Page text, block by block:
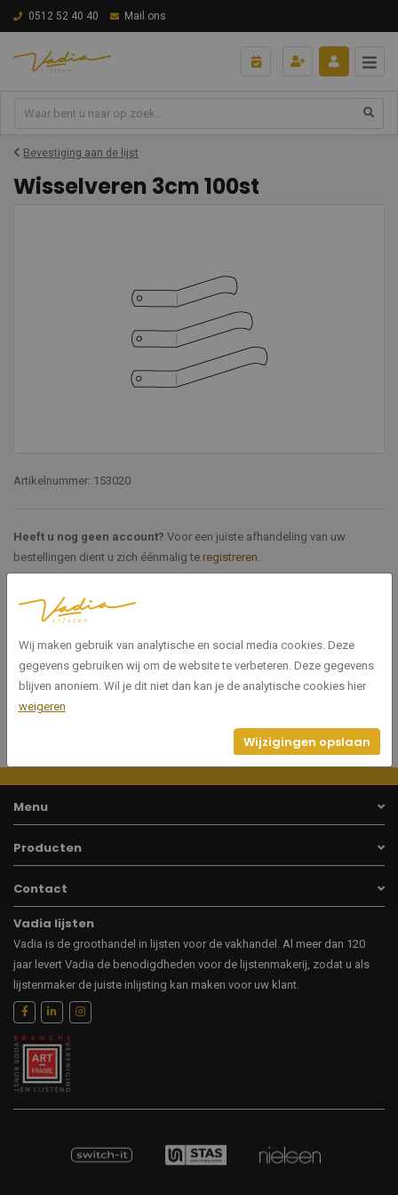
0512 52 40 40 Mail ons
Bevestiging aan de lijst
Wisselveren 3cm 100st
Artikelnummer: 153020
Heeft u nog geen account? Voor een juiste afhandeling van uw
bestellingen dient u zich éénmalig te registreren.
Specificaties
Artikelnummer 153020
Menu
Producten
Contact
Vadia lijsten
Vadia is de groothandel in lijsten voor de vakhandel. Al meer dan 120
jaar levert Vadia de benodigdheden voor de lijstenmakerij, zodat u als
lijstenmaker de juiste inlijsting kan maken voor uw klant.
Wij maken gebruik van analytische en social media cookies. Deze
gegevens gebruiken wij om de website te verbeteren. Deze gegevens
blijven anoniem. Wil je dit niet dan kan je de analytische cookies hier
weigeren
Wijzigingen opslaan